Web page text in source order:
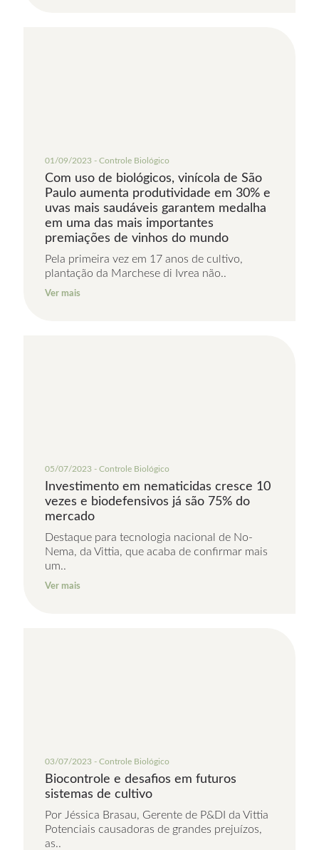
01/09/2023 - Controle Biológico
Com uso de biológicos, vinícola de São
Paulo aumenta produtividade em 30% e
uvas mais saudáveis garantem medalha
em uma das mais importantes
premiações de vinhos do mundo
Pela primeira vez em 17 anos de cultivo,
plantação da Marchese di Ivrea não..
Ver mais
05/07/2023 - Controle Biológico
Investimento em nematicidas cresce 10
vezes e biodefensivos já são 75% do
mercado
Destaque para tecnologia nacional de No-
Nema, da Vittia, que acaba de confirmar mais
um..
Ver mais
03/07/2023 - Controle Biológico
Biocontrole e desafios em futuros
sistemas de cultivo
Por Jéssica Brasau, Gerente de P&DI da Vittia
Potenciais causadoras de grandes prejuízos,
as..